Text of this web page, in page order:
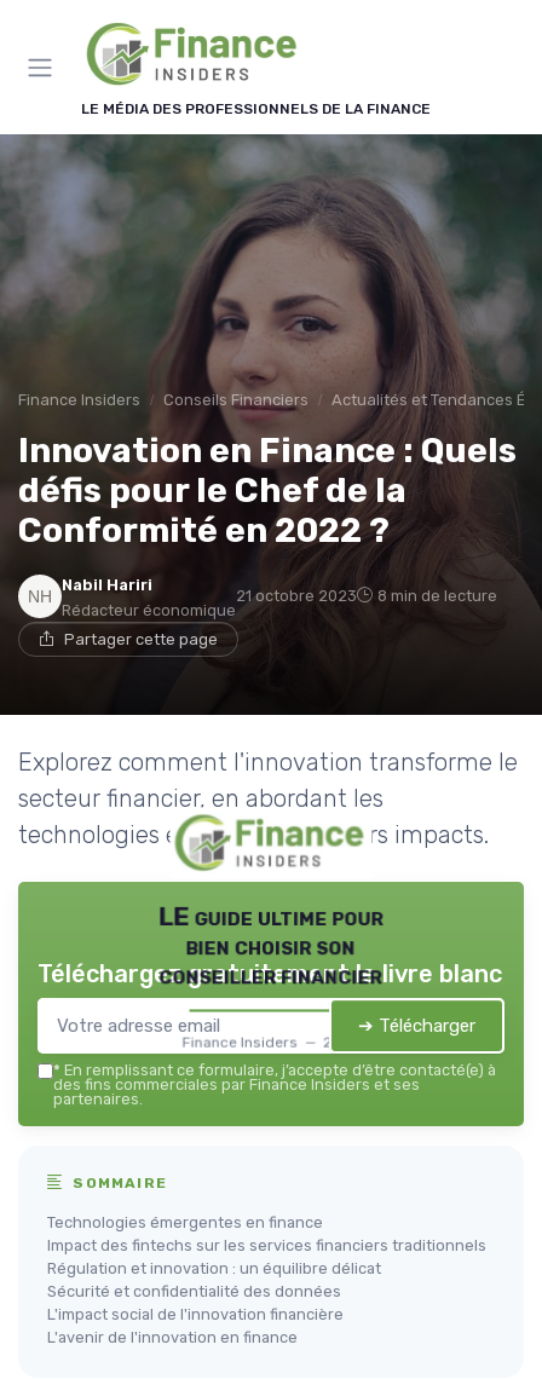
LE MÉDIA DES PROFESSIONNELS DE LA FINANCE
Finance Insiders Conseils Financiers Actualités et Tendances
Innovation en Finance : Quels
défis pour le Chef de la
Conformité en 2022 ?
Nabil Hariri
Rédacteur économique
21 octobre 2023 8 min de lecture
Partager cette page
Explorez comment l'innovation transforme le
secteur financier, en abordant les
technologies émergentes et leurs impacts.
LE guide ultime pour
bien choisir son
conseiller financier
Finance Insiders — 2026
Téléchargez gratuitement le livre blanc
➔ Télécharger
* En remplissant ce formulaire, j’accepte d’être contacté(e) à
des fins commerciales par Finance Insiders et ses
partenaires.
SOMMAIRE
Technologies émergentes en finance
Impact des fintechs sur les services financiers traditionnels
Régulation et innovation : un équilibre délicat
Sécurité et confidentialité des données
L'impact social de l'innovation financière
L'avenir de l'innovation en finance